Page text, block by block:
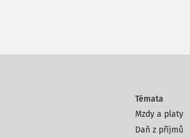
Témata
Mzdy a platy
Daň z příjmů